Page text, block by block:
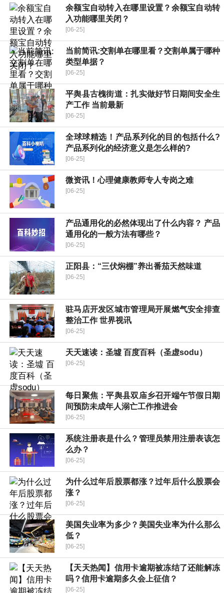
余额宝自动转入在哪里设置？余额宝自动转
入功能哪里关闭？
[06-25]
当前简讯:交割单在哪里看？交割单属于哪种
类型单据？
[06-25]
平舆县古槐街道：扎实做好节日期间安全生
产工作 当前最新
[06-25]
全球球精选！产品系列化的目的包括什么?
产品系列化的经济意义是怎么样的?
[06-25]
微资讯！心理健康教师专人专岗之难
[06-25]
产品通用化的必然体现出了什么内容？ 产品
通用化的一般方法有哪些？
[06-25]
​正阳县：“三伏焖棚”养出番茄天然味道
[06-25]
驻马店开发区城市管理局开展燃气安全排查
整治工作 世界视讯
[06-25]
天天速读：圣墟 百度百科（圣虚sodu）
[06-25]
每日聚焦：平舆县双庙乡召开端午节假日期
间预防未成年人溺亡工作推进会
[06-25]
系统注册表是什么？管理员禁用注册表该怎
么办？
[06-25]
为什么过年后股票都涨？过年后什么股票会
涨？
[06-25]
美国失业率为多少？美国失业率为什么那么
低？
[06-25]
【天天热闻】信用卡逾期被冻结了还能解冻
吗？信用卡逾期多久会上征信？
[06-25]